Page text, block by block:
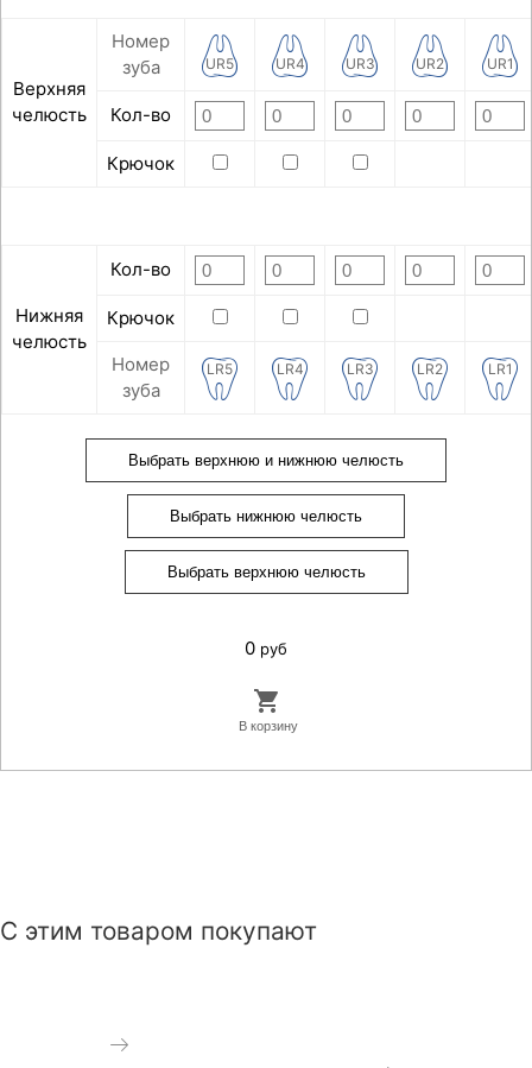
Верхняя
челюсть
Номер
зуба
UR5 UR4 UR3 UR2 UR1
Кол-во
Крючок
Нижняя
челюсть
Кол-во
Крючок
Номер
зуба
LR5 LR4 LR3 LR2 LR1
Выбрать верхнюю и нижнюю челюсть
Выбрать нижнюю челюсть
Выбрать верхнюю челюсть
0 руб
С этим товаром покупают